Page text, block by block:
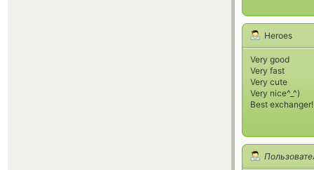
Heroes
Very good
Very fast
Very cute
Very nice^_^)
Best exchanger!